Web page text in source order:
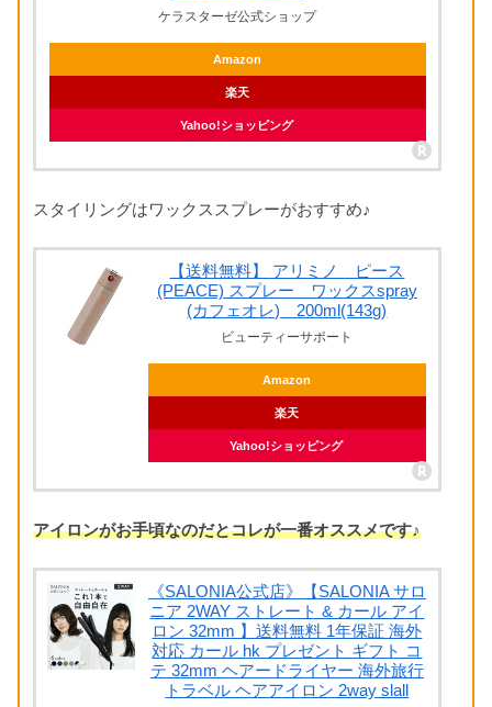
ケラスターゼ公式ショップ
Amazon
楽天
Yahoo!ショッピング
スタイリングはワックススプレーがおすすめ♪
【送料無料】 アリミノ ピース
(PEACE) スプレー ワックスspray
(カフェオレ) 200ml(143g)
ビューティーサポート
Amazon
楽天
Yahoo!ショッピング
アイロンがお手頃なのだとコレが一番オススメです♪
《SALONIA公式店》【SALONIA サロ
ニア 2WAY ストレート & カール アイ
ロン 32mm 】送料無料 1年保証 海外
対応 カール hk プレゼント ギフト コ
テ 32mm ヘアードライヤー 海外旅行
トラベル ヘアアイロン 2way slall